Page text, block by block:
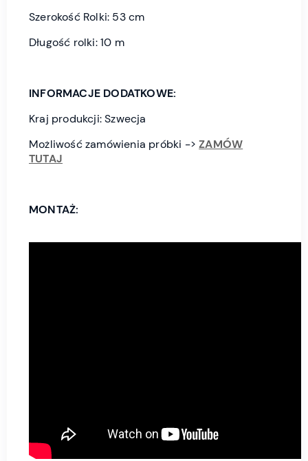
Szerokość Rolki: 53 cm
Długość rolki: 10 m
INFORMACJE DODATKOWE:
Kraj produkcji: Szwecja
Możliwość zamówienia próbki ->ZAMÓW
TUTAJ
MONTAŻ: